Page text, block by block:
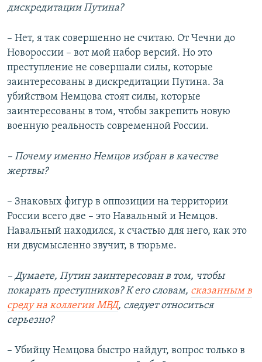
дискредитации Путина?
– Нет, я так совершенно не считаю. От Чечни до
Новороссии – вот мой набор версий. Но это
преступление не совершали силы, которые
заинтересованы в дискредитации Путина. За
убийством Немцова стоят силы, которые
заинтересованы в том, чтобы закрепить новую
военную реальность современной России.
– Почему именно Немцов избран в качестве
жертвы?
– Знаковых фигур в оппозиции на территории
России всего две – это Навальный и Немцов.
Навальный находился, к счастью для него, как это
ни двусмысленно звучит, в тюрьме.
– Думаете, Путин заинтересован в том, чтобы
покарать преступников? К его словам, сказанным в
среду на коллегии МВД, следует относиться
серьезно?
– Убийцу Немцова быстро найдут, вопрос только в